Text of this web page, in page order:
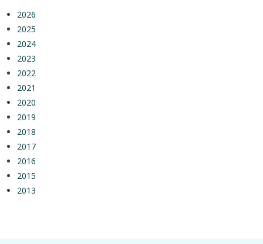
2026
2025
2024
2023
2022
2021
2020
2019
2018
2017
2016
2015
2013